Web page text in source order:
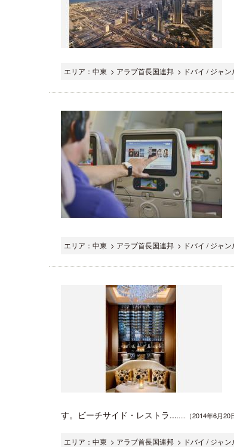
エリア：中東 > アラブ首長国連邦 > ドバイ / ジャ
エリア：中東 > アラブ首長国連邦 > ドバイ / ジャ
す。ビーチサイド・レストラ........（2014年6月20
エリア：中東 > アラブ首長国連邦 > ドバイ / ジャ